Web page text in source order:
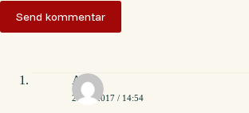
Send kommentar
Anne
26/09/2017 / 14:54